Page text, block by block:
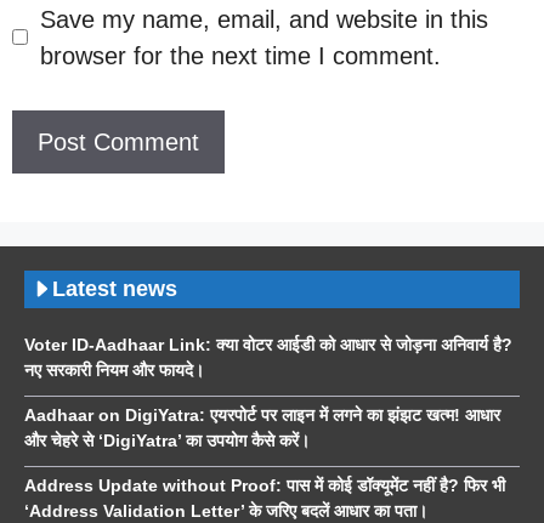
Save my name, email, and website in this
browser for the next time I comment.
Latest news
Voter ID-Aadhaar Link: क्या वोटर आईडी को आधार से जोड़ना अनिवार्य है?
नए सरकारी नियम और फायदे।
Aadhaar on DigiYatra: एयरपोर्ट पर लाइन में लगने का झंझट खत्म! आधार
और चेहरे से ‘DigiYatra’ का उपयोग कैसे करें।
Address Update without Proof: पास में कोई डॉक्यूमेंट नहीं है? फिर भी
‘Address Validation Letter’ के जरिए बदलें आधार का पता।